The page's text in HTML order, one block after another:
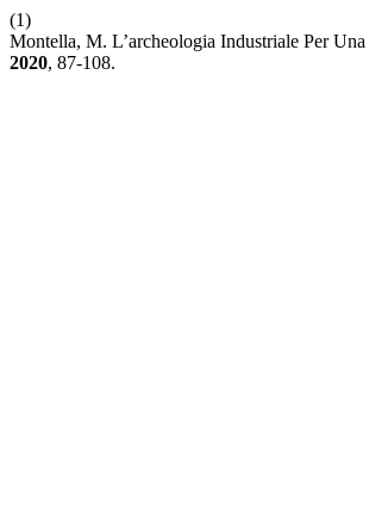
(1)
Montella, M. L’archeologia Industriale Per
2020, 87-108.